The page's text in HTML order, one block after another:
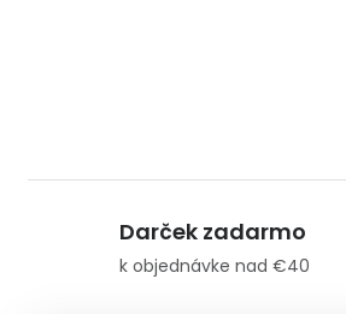
Darček zadarmo
k objednávke nad €40